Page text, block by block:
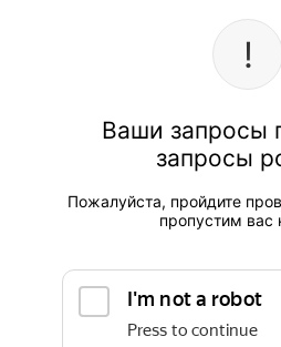
Ваши запросы
запросы
Пожалуйста, пройдите
пропустим вас